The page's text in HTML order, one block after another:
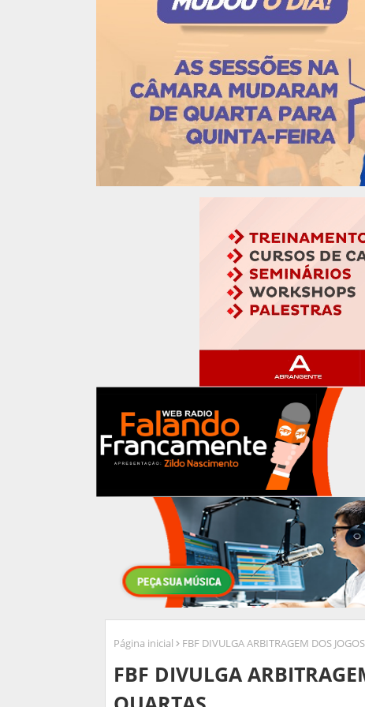
Página inicial FBF DIVULGA ARBITRAGEM DOS
FBF DIVULGA